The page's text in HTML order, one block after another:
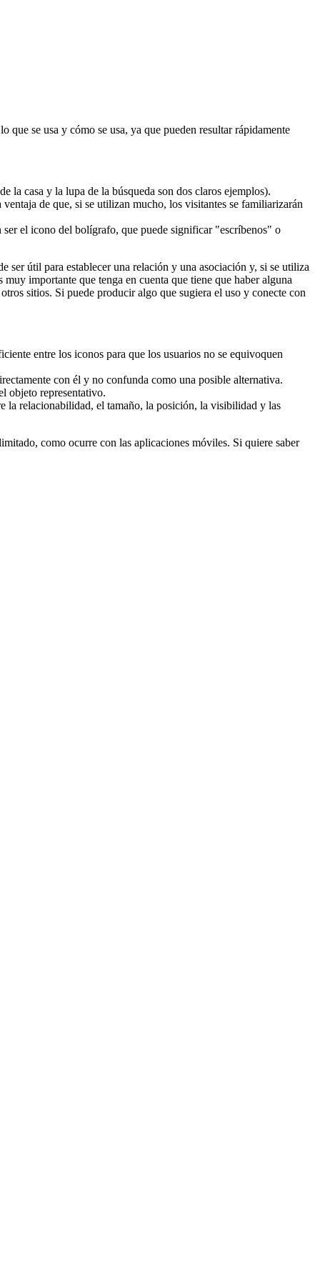
se usa y cómo se usa, ya que pueden resultar rápidamente
la casa y la lupa de la búsqueda son dos claros ejemplos).
de que, si se utilizan mucho, los visitantes se familiarizarán
ser el icono del bolígrafo, que puede significar "escríbenos" o
ser útil para establecer una relación y una asociación y, si se utiliza
importante que tenga en cuenta que tiene que haber alguna
sitios. Si puede producir algo que sugiera el uso y conecte con
entre los iconos para que los usuarios no se equivoquen
con él y no confunda como una posible alternativa.
objeto representativo.
la relacionabilidad, el tamaño, la posición, la visibilidad y las
como ocurre con las aplicaciones móviles. Si quiere saber